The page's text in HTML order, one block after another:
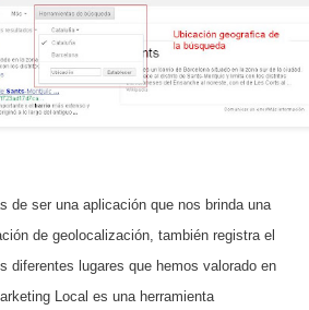
de ser una aplicación que nos brinda una
de geolocalización, también registra el
diferentes lugares que hemos valorado en
Local es una herramienta